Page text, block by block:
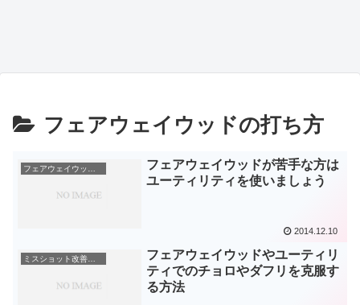
フェアウェイウッドの打ち方
フェアウェイウッドが苦手な方は
ユーティリティを使いましょう
2014.12.10
ミスショット改善方法
フェアウェイウッドやユーティリ
ティでのチョロやダフリを克服す
る方法